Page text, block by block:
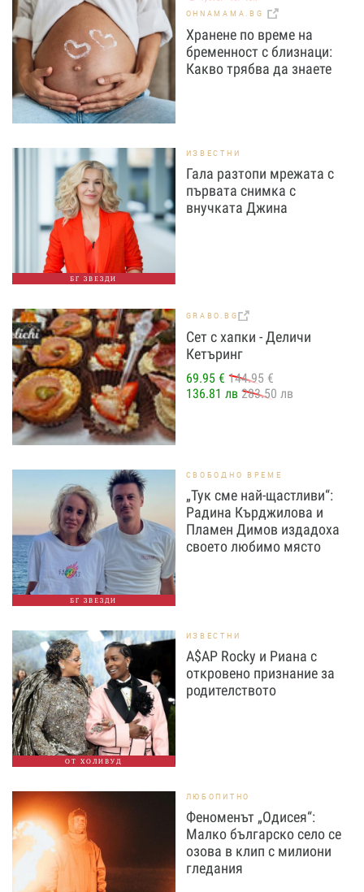
OHNAMAMA.BG
Хранене по време на
бременност с близнаци:
Какво трябва да знаете
БГ ЗВЕЗДИ
ИЗВЕСТНИ
Гала разтопи мрежата с
първата снимка с
внучката Джина
GRABO.BG
Сет с хапки - Деличи
Кетъринг
69.95 € 144.95 €
136.81 лв 283.50 лв
БГ ЗВЕЗДИ
СВОБОДНО ВРЕМЕ
„Тук сме най-щастливи“:
Радина Кърджилова и
Пламен Димов издадоха
своето любимо място
ОТ ХОЛИВУД
ИЗВЕСТНИ
A$AP Rocky и Риана с
откровено признание за
родителството
ЛЮБОПИТНО
Феноменът „Одисея“:
Малко българско село се
озова в клип с милиони
гледания